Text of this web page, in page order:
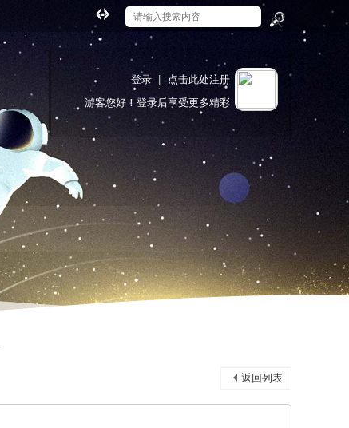
索
切
换
宽
版
登录
点击此处注册
游客您好！登录后享受更多精彩
返回列表